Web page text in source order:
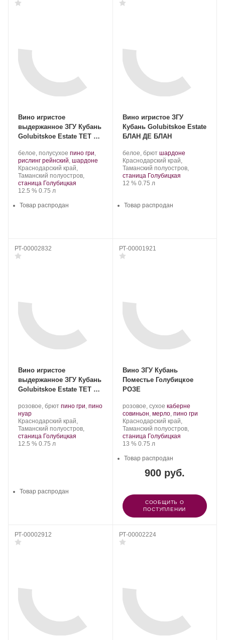
Вино игристое
выдержанное ЗГУ Кубань
Golubitskoe Estate ТЕТ ДЕ
Производитель:
Поместье
Голубицкое.
белое, полусухое .
Сорт
винограда:
пино гри,
рислинг рейнский, шардоне
Регион:
Краснодарский край,
Таманский полуостров,
станица Голубицкая
Крепость
12.5 %. Объем
0.75 л
Товар распродан
Вино игристое ЗГУ
Кубань Golubitskoe Estate
БЛАН ДЕ БЛАН
Производитель:
Поместье
Голубицкое.
белое, брют .
Сорт
винограда:
шардоне.
Регион:
Краснодарский край,
Таманский полуостров,
станица Голубицкая
Крепость
12 %. Объем
0.75 л
Товар распродан
РТ-00002832
Вино игристое
выдержанное ЗГУ Кубань
Golubitskoe Estate ТЕТ ДЕ
Производитель:
Поместье
Голубицкое.
розовое, брют .
винограда:
пино гри, пино
нуар.
Регион:
Краснодарский край,
Таманский полуостров,
станица Голубицкая
Крепость
12.5 %. Объем
0.75 л
Товар распродан
РТ-00001921
Вино ЗГУ Кубань
Поместье Голубицкое
РОЗЕ
Производитель:
Поместье
Голубицкое.
розовое, сухое .
Сорт
винограда:
каберне
совиньон, мерло, пино гри.
Регион:
Краснодарский край,
Таманский полуостров,
станица Голубицкая
Крепость
13 %. Объем
0.75 л
900 руб.
Товар распродан
СООБЩИТЬ О
ПОСТУПЛЕНИИ
РТ-00002912 РТ-00002224